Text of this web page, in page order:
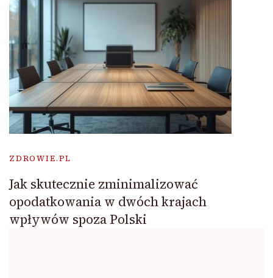
ZDROWIE.PL
Jak skutecznie zminimalizować
opodatkowania w dwóch krajach
wpływów spoza Polski